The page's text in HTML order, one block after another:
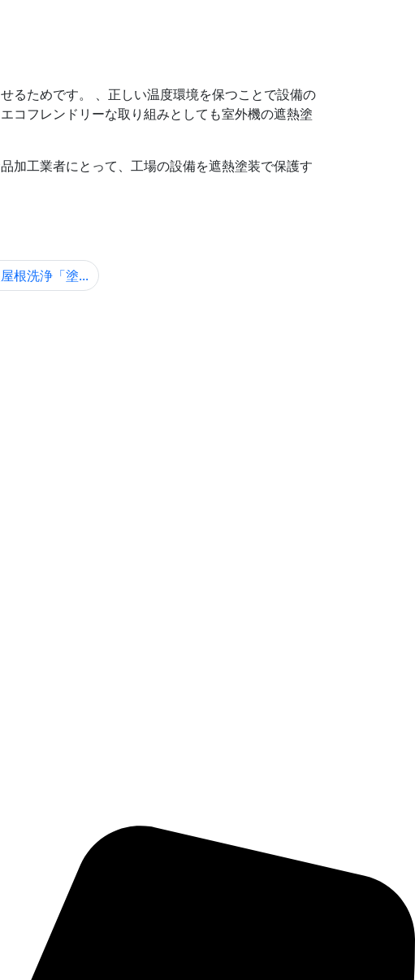
るためです。 、正しい温度環境を保つことで設備の
コフレンドリーな取り組みとしても室外機の遮熱塗
加工業者にとって、工場の設備を遮熱塗装で保護す
根洗浄「塗...